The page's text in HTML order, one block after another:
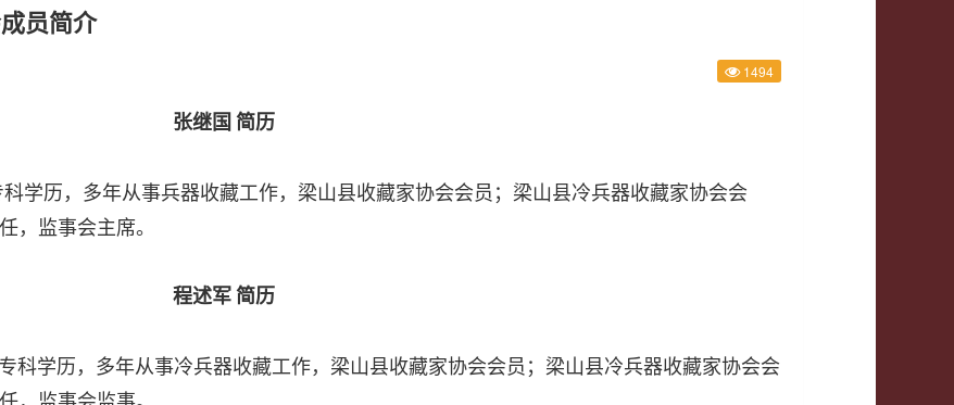
员简介
1494
张继国简历
学历，多年从事兵器收藏工作，梁山县收藏家协会会员；梁山县冷兵器收藏家协会会
，监事会主席。
程述军简历
科学历，多年从事冷兵器收藏工作，梁山县收藏家协会会员；梁山县冷兵器收藏家协会会
，监事会监事。